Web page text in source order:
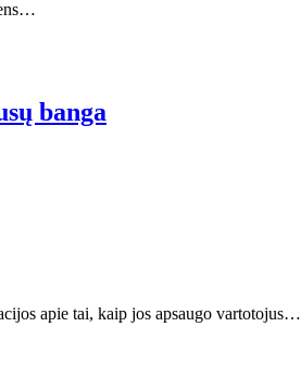
banga
apie tai, kaip jos apsaugo vartotojus…